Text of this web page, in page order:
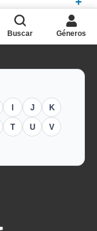
J K
T U V
Buscar Géneros